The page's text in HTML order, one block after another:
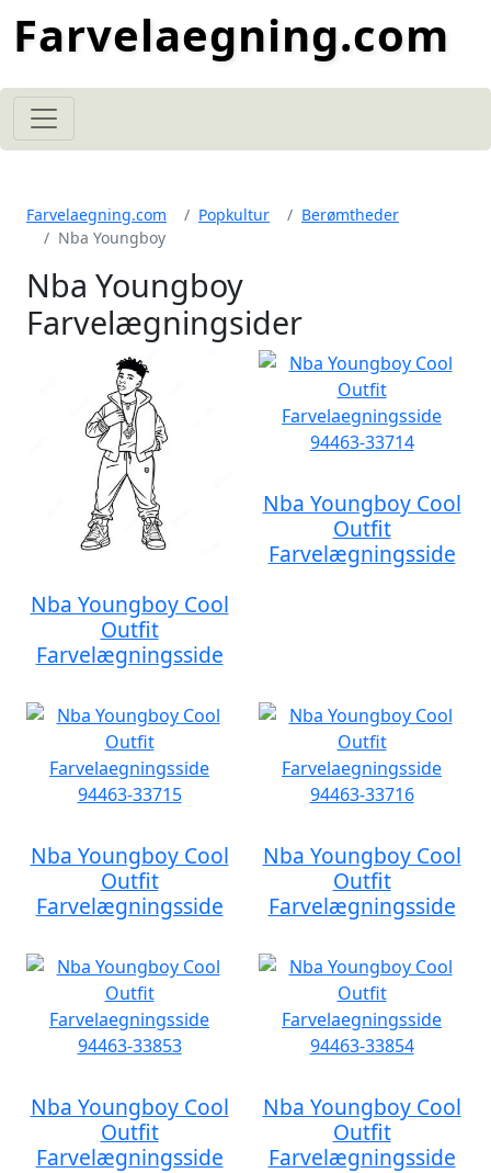
Farvelaegning.com
Farvelaegning.com Popkultur
Berømtheder
Nba Youngboy
Nba Youngboy
Farvelægningsider
Nba Youngboy Cool
Outfit
Farvelægningsside
Nba Youngboy Cool
Outfit
Farvelægningsside
Nba Youngboy Cool
Outfit
Farvelægningsside
Nba Youngboy Cool
Outfit
Farvelægningsside
Nba Youngboy Cool
Outfit
Farvelægningsside
Nba Youngboy Cool
Outfit
Farvelægningsside